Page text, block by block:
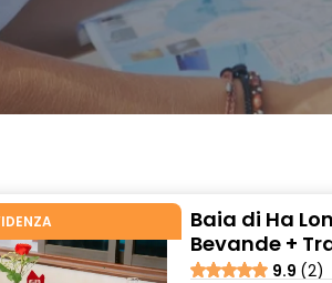
Baia di Ha
Bevande +
9.9 (2)